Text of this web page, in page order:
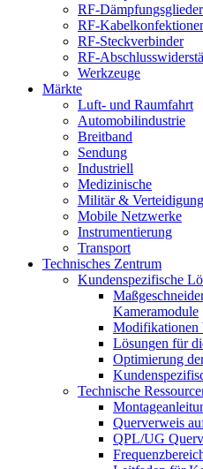
RF-Dämpfungsglieder
RF-
RF-Steckverbinder
RF-
Werkzeuge
Märkte
Luft- und Raumfahrt
Automobilindustrie
Breitband
Sendung
Industriell
Medizinische
Militär & Verteidigung
Mobile Netzwerke
Instrumentierung
Transport
Technisches Zentrum
Kundenspezifische
Kameramodule
Modifikationen
Lösungen für
Optimierung
Technische
Querverweis
QPL/UG